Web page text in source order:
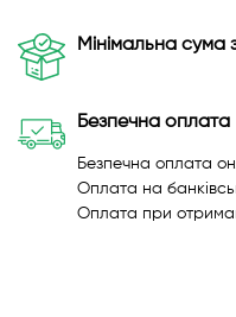
Мінімальна сума
Безпечна оплата
Безпечна оплата
Оплата на
Оплата при